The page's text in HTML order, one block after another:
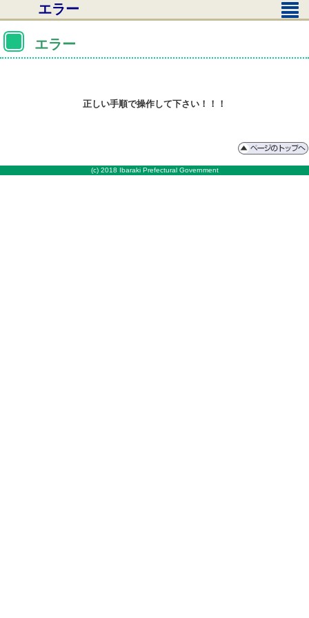
エラー
エラー
正しい手順で操作して下さい！！！
(c) 2018 Ibaraki Prefectural Government